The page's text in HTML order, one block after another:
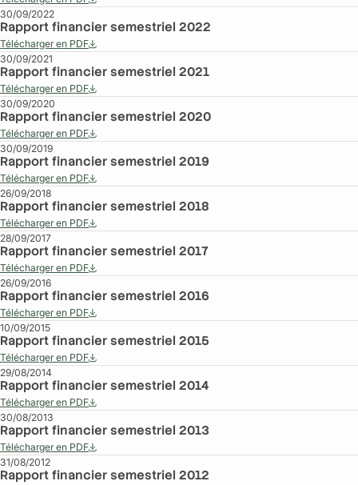
30/09/2022
Rapport financier semestriel 2022
Télécharger en PDF
30/09/2021
Rapport financier semestriel 2021
Télécharger en PDF
30/09/2020
Rapport financier semestriel 2020
Télécharger en PDF
30/09/2019
Rapport financier semestriel 2019
Télécharger en PDF
26/09/2018
Rapport financier semestriel 2018
Télécharger en PDF
28/09/2017
Rapport financier semestriel 2017
Télécharger en PDF
26/09/2016
Rapport financier semestriel 2016
Télécharger en PDF
10/09/2015
Rapport financier semestriel 2015
Télécharger en PDF
29/08/2014
Rapport financier semestriel 2014
Télécharger en PDF
30/08/2013
Rapport financier semestriel 2013
Télécharger en PDF
31/08/2012
Rapport financier semestriel 2012